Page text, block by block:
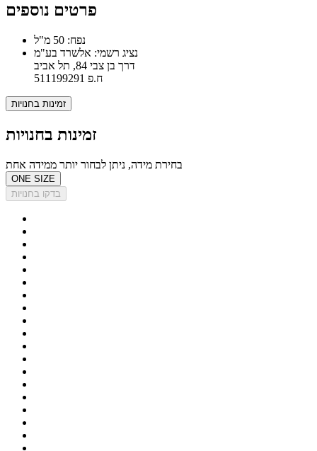
פרטים נוספים
נפח: 50 מ"ל
נציג רשמי: אלשרד בע"מ
דרך בן צבי 84, תל אביב
ח.פ 511199291
זמינות בחנויות
זמינות בחנויות
בחירת מידה, ניתן לבחור יותר ממידה אחת
ONE SIZE
בדקו בחנויות